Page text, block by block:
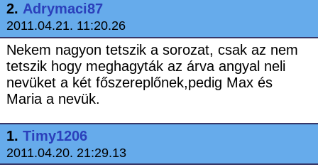
2. Adrymaci87
2011.04.21. 11:20.26
Nekem nagyon tetszik a sorozat, csak az nem
tetszik hogy meghagyták az árva angyal neli
nevüket a két főszereplőnek,pedig Max és
Maria a nevük.
1. Timy1206
2011.04.20. 21:29.13